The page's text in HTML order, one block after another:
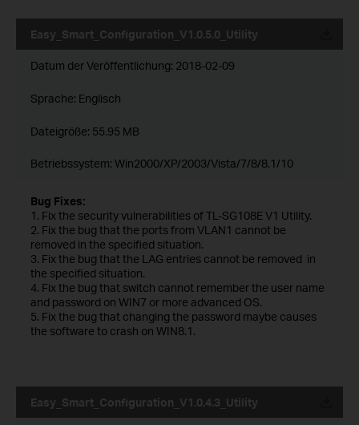
Easy_Smart_Configuration_V1.0.5.0_Utility
Datum der Veröffentlichung: 2018-02-09
Sprache: Englisch
Dateigröße: 55.95 MB
Betriebssystem: Win2000/XP/2003/Vista/7/8/8.1/10
Bug Fixes:
1. Fix the security vulnerabilities of TL-SG108E V1 Utility.
2. Fix the bug that the ports from VLAN1 cannot be
removed in the specified situation.
3. Fix the bug that the LAG entries cannot be removed in
the specified situation.
4. Fix the bug that switch cannot remember the user name
and password on WIN7 or more advanced OS.
5. Fix the bug that changing the password maybe causes
the software to crash on WIN8.1.
Easy_Smart_Configuration_V1.0.4.3_Utility